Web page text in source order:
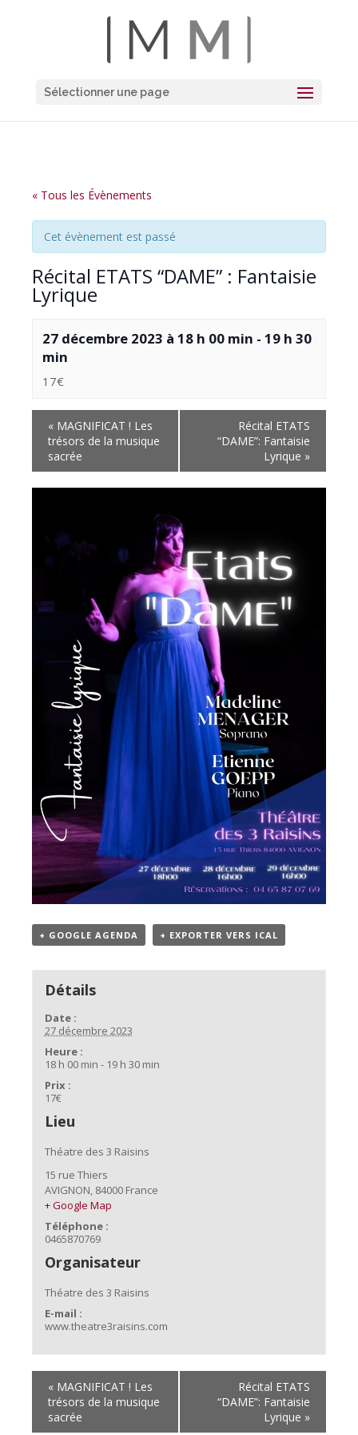
Sélectionner une page
« Tous les Évènements
Cet évènement est passé
Récital ETATS “DAME” : Fantaisie
Lyrique
27 décembre 2023 à 18 h 00 min - 19 h 30
min
17€
« MAGNIFICAT ! Les
trésors de la musique
sacrée
Récital ETATS
“DAME”: Fantaisie
Lyrique »
+ GOOGLE AGENDA + EXPORTER VERS ICAL
Détails
Date :
27 décembre 2023
Heure :
18 h 00 min - 19 h 30 min
Prix :
17€
Lieu
Théatre des 3 Raisins
15 rue Thiers
AVIGNON, 84000 France
+ Google Map
Téléphone :
0465870769
Organisateur
Théatre des 3 Raisins
E-mail :
www.theatre3raisins.com
« MAGNIFICAT ! Les
trésors de la musique
sacrée
Récital ETATS
“DAME”: Fantaisie
Lyrique »